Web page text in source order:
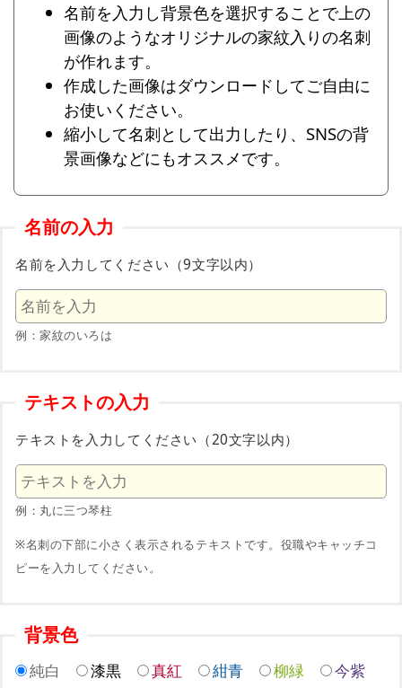
名前を入力し背景色を選択することで上の
画像のようなオリジナルの家紋入りの名刺
が作れます。
作成した画像はダウンロードしてご自由に
お使いください。
縮小して名刺として出力したり、SNSの背
景画像などにもオススメです。
名前の入力
名前を入力してください（9文字以内）
例：家紋のいろは
テキストの入力
テキストを入力してください（20文字以内）
例：丸に三つ琴柱
※名刺の下部に小さく表示されるテキストです。役職やキャッチコ
ピーを入力してください。
背景色
純白 漆黒 真紅 紺青 柳緑 今紫